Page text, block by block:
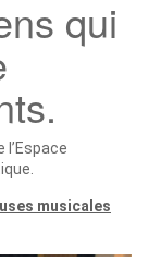
qui
l’Espace
musicales